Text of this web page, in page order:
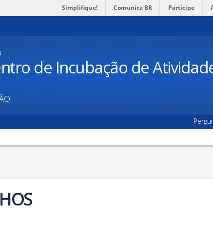
Simplifique! Comunica BR Participe
de Incubação de